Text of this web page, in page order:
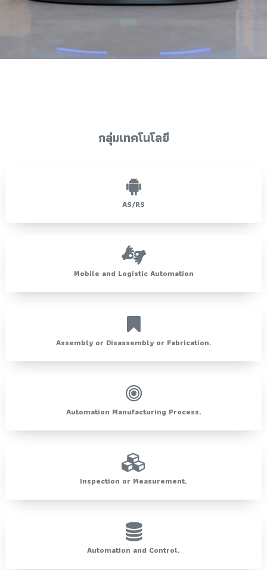
กลุ่มเทคโนโลยี
AS/RS
Mobile and Logistic Automation
Assembly or Disassembly or Fabrication.
Automation Manufacturing Process.
Inspection or Measurement.
Automation and Control.